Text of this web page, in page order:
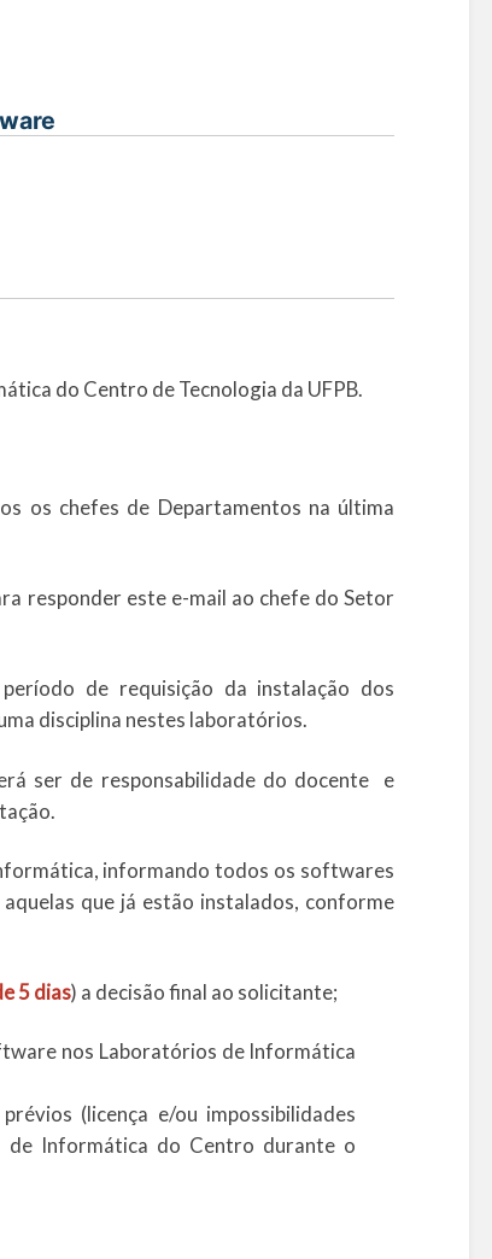
do Centro de Tecnologia da UFPB.
os chefes de Departamentos na última
responder este e-mail ao chefe do Setor
de requisição da instalação dos
disciplina nestes laboratórios.
ser de responsabilidade do docente e
informando todos os softwares
que já estão instalados, conforme
5 dias) a decisão final ao solicitante;
nos Laboratórios de Informática
(licença e/ou impossibilidades
de Informática do Centro durante o